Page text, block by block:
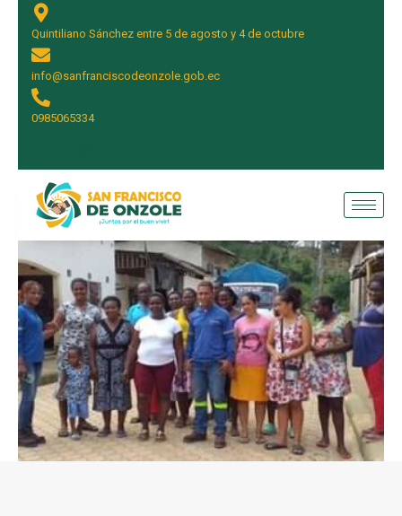
Quintiliano Sánchez entre 5 de agosto y 4 de octubre
info@sanfranciscodeonzole.gob.ec
0985065334